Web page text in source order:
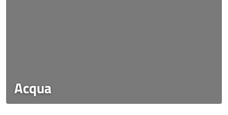
Acqua